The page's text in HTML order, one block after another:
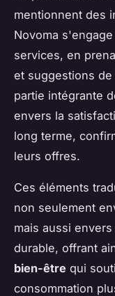
mentionnent des
Novoma
services, en
et suggestions
partie intégrante
envers la
long terme,
leurs offres.
Ces éléments
non seulement
mais aussi
durable, offrant
bien-être qui
consommation